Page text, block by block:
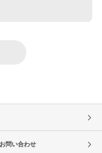
問い合わせ